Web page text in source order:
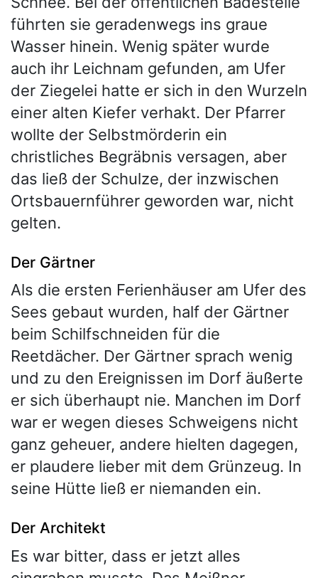
führten sie geradenwegs ins graue
Wasser hinein. Wenig später wurde
auch ihr Leichnam gefunden, am Ufer
der Ziegelei hatte er sich in den Wurzeln
einer alten Kiefer verhakt. Der Pfarrer
wollte der Selbstmörderin ein
christliches Begräbnis versagen, aber
das ließ der Schulze, der inzwischen
Ortsbauernführer geworden war, nicht
gelten.
Der Gärtner
Als die ersten Ferienhäuser am Ufer des
Sees gebaut wurden, half der Gärtner
beim Schilfschneiden für die
Reetdächer. Der Gärtner sprach wenig
und zu den Ereignissen im Dorf äußerte
er sich überhaupt nie. Manchen im Dorf
war er wegen dieses Schweigens nicht
ganz geheuer, andere hielten dagegen,
er plaudere lieber mit dem Grünzeug. In
seine Hütte ließ er niemanden ein.
Der Architekt
Es war bitter, dass er jetzt alles